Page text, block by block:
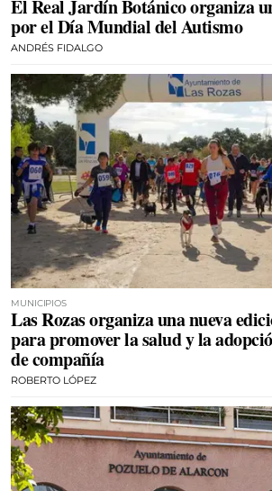
El Real Jardín Botánico organiza
por el Día Mundial del Autismo
ANDRÉS FIDALGO
MUNICIPIOS
Las Rozas organiza una nueva
para promover la salud y la
de compañía
ROBERTO LÓPEZ